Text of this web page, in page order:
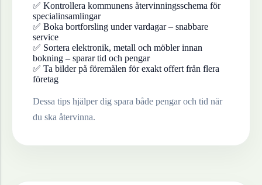
✅ Kontrollera kommunens återvinningsschema för
specialinsamlingar
✅ Boka bortforsling under vardagar – snabbare
service
✅ Sortera elektronik, metall och möbler innan
bokning – sparar tid och pengar
✅ Ta bilder på föremålen för exakt offert från flera
företag
Dessa tips hjälper dig spara både pengar och tid när
du ska återvinna.